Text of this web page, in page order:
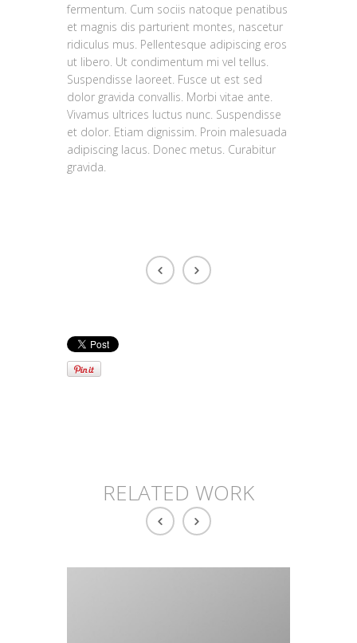
fermentum. Cum sociis natoque penatibus
et magnis dis parturient montes, nascetur
ridiculus mus. Pellentesque adipiscing eros
ut libero. Ut condimentum mi vel tellus.
Suspendisse laoreet. Fusce ut est sed
dolor gravida convallis. Morbi vitae ante.
Vivamus ultrices luctus nunc. Suspendisse
et dolor. Etiam dignissim. Proin malesuada
adipiscing lacus. Donec metus. Curabitur
gravida.
RELATED WORK